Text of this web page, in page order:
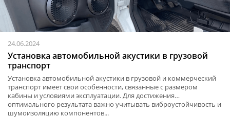
24.06.2024
Установка автомобильной акустики в грузовой
транспорт
Установка автомобильной акустики в грузовой и коммерческий
транспорт имеет свои особенности, связанные с размером
кабины и условиями эксплуатации. Для достижения
оптимального результата важно учитывать виброустойчивость и
шумоизоляцию компонентов...